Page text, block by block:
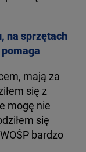
na sprzętach
mają za
się z
mogę nie
się
bardzo